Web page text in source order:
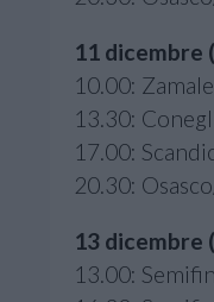
11 dicembre
10.00:
13.30:
17.00:
20.30:
13 dicembre
13.00: